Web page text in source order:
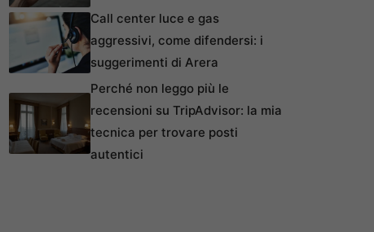
Call center luce e gas
aggressivi, come difendersi: i
suggerimenti di Arera
Perché non leggo più le
recensioni su TripAdvisor: la mia
tecnica per trovare posti
autentici